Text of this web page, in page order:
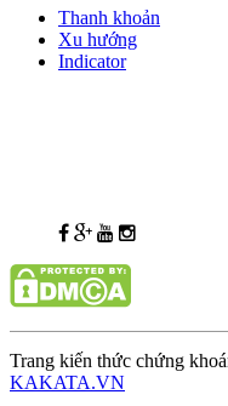
Thanh khoản
Xu hướng
Indicator
Trang kiến thức chứng
KAKATA.VN